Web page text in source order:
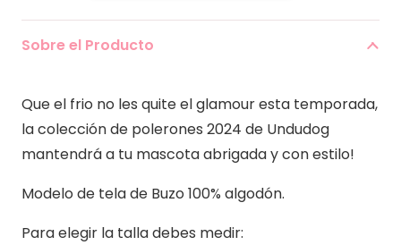
Rayas
Sobre el Producto
Que el frio no les quite el glamour esta temporada,
la colección de polerones 2024 de Undudog
mantendrá a tu mascota abrigada y con estilo!
Modelo de tela de Buzo 100% algodón.
Para elegir la talla debes medir: